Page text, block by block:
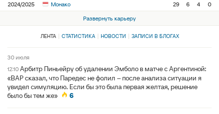
2024/2025
Монако 29 6 4
0
Развернуть карьеру
ЛЕНТА СТАТИСТИКА НОВОСТИ ЗАПИСИ В БЛОГАХ
30 июля
12:10 Арбитр Пиньейру об удалении Эмболо в матче с Аргентиной:
«ВАР сказал, что Паредес не фолил – после анализа ситуации я
увидел симуляцию. Если бы это была первая желтая, решение
было бы тем же»
6